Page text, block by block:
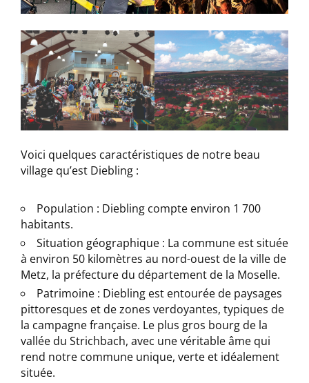
Voici quelques caractéristiques de notre beau
village qu’est Diebling :
Population : Diebling compte environ 1 700
habitants.
Situation géographique : La commune est située
à environ 50 kilomètres au nord-ouest de la ville de
Metz, la préfecture du département de la Moselle.
Patrimoine : Diebling est entourée de paysages
pittoresques et de zones verdoyantes, typiques de
la campagne française. Le plus gros bourg de la
vallée du Strichbach, avec une véritable âme qui
rend notre commune unique, verte et idéalement
située.